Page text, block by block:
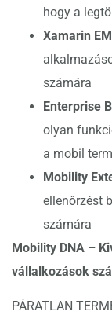
hogy a
Xamarin
számára
Enterprise
olyan
a mobil
Mobility
ellenőrzést
számára
Mobility DNA –
vállalkozások
PÁRATLAN